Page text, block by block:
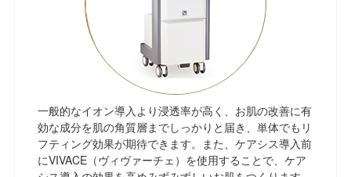
一般的なイオン導入より浸透率が高く、お肌の改善に有
効な成分を肌の角質層までしっかりと届き、単体でもリ
フティング効果が期待できます。また、ケアシス導入前
にVIVACE（ヴィヴァーチェ）を使用することで、ケア